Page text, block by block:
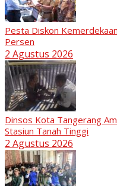
Pesta Diskon
Persen
2 Agustus 2026
Dinsos Kota Tangerang
Stasiun Tanah Tinggi
2 Agustus 2026